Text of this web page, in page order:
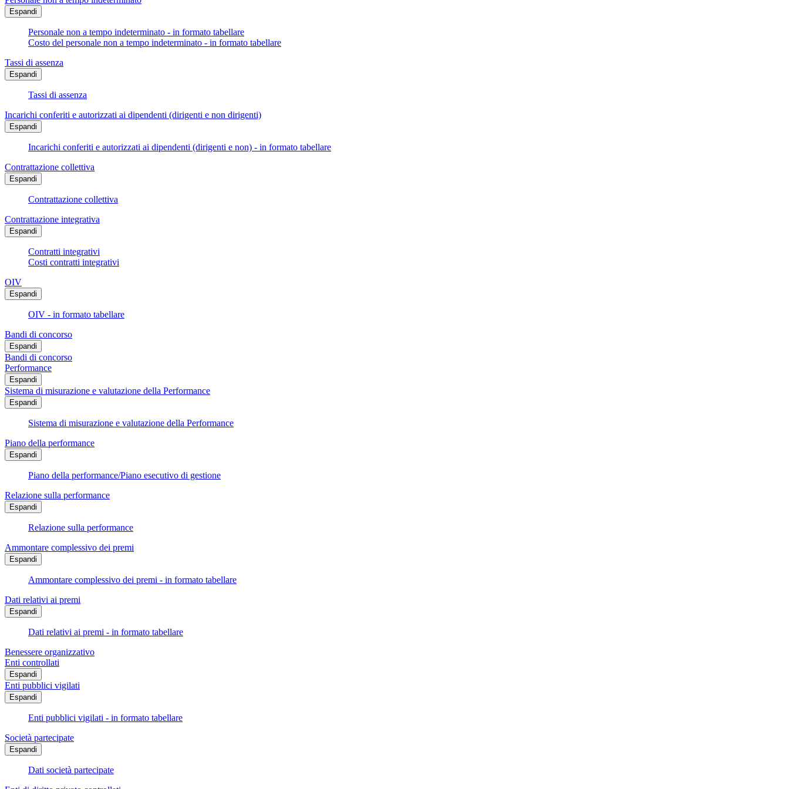
Espandi
Personale non a tempo indeterminato - in formato tabellare
Costo del personale non a tempo indeterminato - in formato tabellare
Tassi di assenza
Espandi
Tassi di assenza
Incarichi conferiti e autorizzati ai dipendenti (dirigenti e non dirigenti)
Espandi
Incarichi conferiti e autorizzati ai dipendenti (dirigenti e non) - in formato tabellare
Contrattazione collettiva
Espandi
Contrattazione collettiva
Contrattazione integrativa
Espandi
Contratti integrativi
Costi contratti integrativi
OIV
Espandi
OIV - in formato tabellare
Bandi di concorso
Espandi
Bandi di concorso
Performance
Espandi
Sistema di misurazione e valutazione della Performance
Espandi
Sistema di misurazione e valutazione della Performance
Piano della performance
Espandi
Piano della performance/Piano esecutivo di gestione
Relazione sulla performance
Espandi
Relazione sulla performance
Ammontare complessivo dei premi
Espandi
Ammontare complessivo dei premi - in formato tabellare
Dati relativi ai premi
Espandi
Dati relativi ai premi - in formato tabellare
Benessere organizzativo
Enti controllati
Espandi
Enti pubblici vigilati
Espandi
Enti pubblici vigilati - in formato tabellare
Società partecipate
Espandi
Dati società partecipate